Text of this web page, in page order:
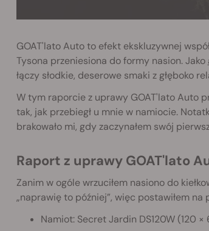
GOAT'lato Auto to efekt ekskluzywnej
Tysona przeniesiona do formy nasion. Jako
łączy słodkie, deserowe smaki z głęboko
W tym raporcie z uprawy GOAT'lato Auto
tak, jak przebiegł u mnie w namiocie.
brakowało mi, gdy zaczynałem swój
Raport z uprawy GOAT'lato
Zanim w ogóle wrzuciłem nasiono do
„naprawię to później”, więc postawiłem
Namiot: Secret Jardin DS120W (120 ×